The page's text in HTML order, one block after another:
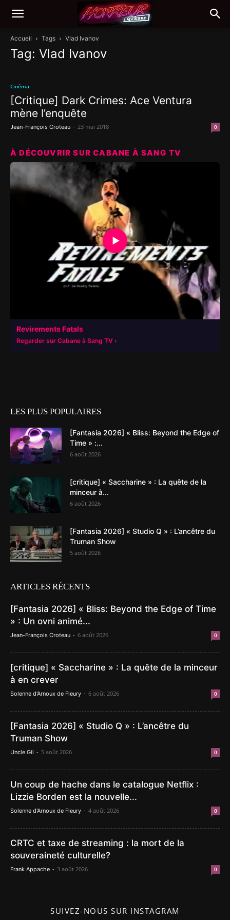
Accueil Tags Vlad Ivanov
Tag: Vlad Ivanov
Cinéma
[Critique] Dark Crimes: Ace Ventura
mène l’enquête
Jean-François Croteau - 23 mai 2018 0
À DÉCOUVRIR SUR CABANE À SANG TV
▶
Revirements Fatals
Regarder sur Cabane à Sang TV
LES PLUS POPULAIRES
[Fantasia 2026] « Bliss: Beyond the Edge of
Time » :...
6 août 2026
[critique] « Saccharine » : La quête de la
minceur à...
6 août 2026
[Fantasia 2026] « Studio Q » : L’ancêtre du
Truman Show
5 août 2026
ARTICLES RÉCENTS
[Fantasia 2026] « Bliss: Beyond the Edge of Time
» : Un ovni animé...
Jean-François Croteau - 6 août 2026 0
[critique] « Saccharine » : La quête de la minceur
à en crever
Solenne d'Arnoux de Fleury - 6 août 2026 0
[Fantasia 2026] « Studio Q » : L’ancêtre du
Truman Show
Uncle Gil - 5 août 2026 0
Un coup de hache dans le catalogue Netflix :
Lizzie Borden est la nouvelle...
Solenne d'Arnoux de Fleury - 4 août 2026 0
CRTC et taxe de streaming : la mort de la
souveraineté culturelle?
Frank Appache - 3 août 2026 0
SUIVEZ-NOUS SUR INSTAGRAM